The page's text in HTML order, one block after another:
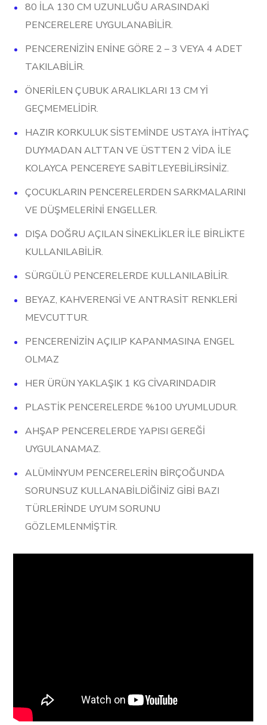
80 İLA 130 CM UZUNLUĞU ARASINDAKİ
PENCERELERE UYGULANABİLİR.
PENCERENİZİN ENİNE GÖRE 2 – 3 VEYA 4 ADET
TAKILABİLİR.
ÖNERİLEN ÇUBUK ARALIKLARI 13 CM Yİ
GEÇMEMELİDİR.
HAZIR KORKULUK SİSTEMİNDE USTAYA İHTİYAÇ
DUYMADAN ALTTAN VE ÜSTTEN 2 VİDA İLE
KOLAYCA PENCEREYE SABİTLEYEBİLİRSİNİZ.
ÇOCUKLARIN PENCERELERDEN SARKMALARINI
VE DÜŞMELERİNİ ENGELLER.
DIŞA DOĞRU AÇILAN SİNEKLİKLER İLE BİRLİKTE
KULLANILABİLİR.
SÜRGÜLÜ PENCERELERDE KULLANILABİLİR.
BEYAZ, KAHVERENGİ VE ANTRASİT RENKLERİ
MEVCUTTUR.
PENCERENİZİN AÇILIP KAPANMASINA ENGEL
OLMAZ
HER ÜRÜN YAKLAŞIK 1 KG CİVARINDADIR
PLASTİK PENCERELERDE %100 UYUMLUDUR.
AHŞAP PENCERELERDE YAPISI GEREĞİ
UYGULANAMAZ.
ALÜMİNYUM PENCERELERİN BİRÇOĞUNDA
SORUNSUZ KULLANABİLDİĞİNİZ GİBİ BAZI
TÜRLERİNDE UYUM SORUNU
GÖZLEMLENMİŞTİR.